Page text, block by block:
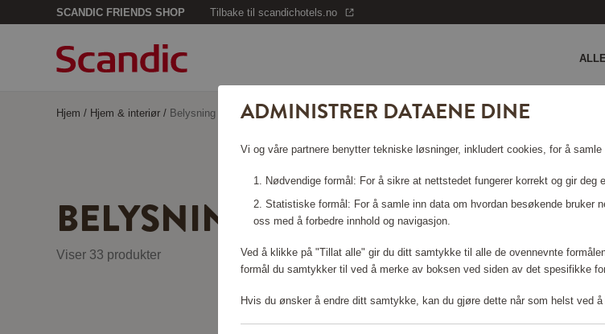
SCANDIC FRIENDS SHOP Tilbake til scandichotels.no
Hjem / Hjem & interiør / Belysning
BELYSNING
Viser 33 produkter
ADMINISTRER DATAENE DINE
Vi og våre partnere benytter tekniske løsninger, inkludert cookies, for å
Nødvendige formål: For å sikre at nettstedet fungerer korrekt og gir deg
Statistiske formål: For å samle inn data om hvordan besøkende bruker
oss med å forbedre innhold og navigasjon.
Ved å klikke på "Tillat alle" gir du ditt samtykke til alle de ovennevnte
formål du samtykker til ved å merke av boksen ved siden av det spesifikke
Hvis du ønsker å endre ditt samtykke, kan du gjøre dette når som helst ved